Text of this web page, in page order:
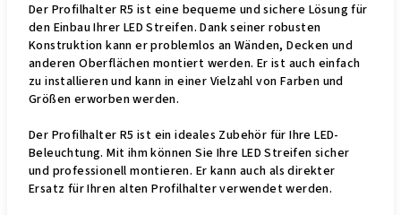
Der Profilhalter R5 ist eine bequeme und sichere Lösung für
den Einbau Ihrer LED Streifen. Dank seiner robusten
Konstruktion kann er problemlos an Wänden, Decken und
anderen Oberflächen montiert werden. Er ist auch einfach
zu installieren und kann in einer Vielzahl von Farben und
Größen erworben werden.
Der Profilhalter R5 ist ein ideales Zubehör für Ihre LED-
Beleuchtung. Mit ihm können Sie Ihre LED Streifen sicher
und professionell montieren. Er kann auch als direkter
Ersatz für Ihren alten Profilhalter verwendet werden.